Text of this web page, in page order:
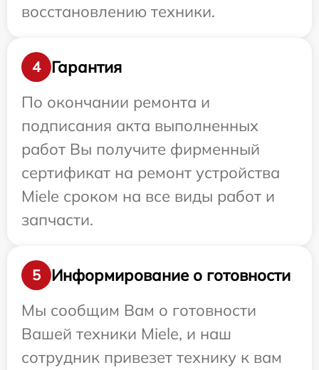
восстановлению техники.
4
Гарантия
По окончании ремонта и
подписания акта выполненных
работ Вы получите фирменный
сертификат на ремонт устройства
Miele сроком на все виды работ и
запчасти.
5
Информирование о готовности
Мы сообщим Вам о готовности
Вашей техники Miele, и наш
сотрудник привезет технику к вам